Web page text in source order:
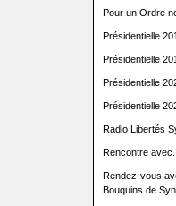
Pour un Ordre
Présidentielle
Présidentielle
Présidentielle
Présidentielle
Radio Libertés
Rencontre avec...
Rendez-vous
Bouquins de